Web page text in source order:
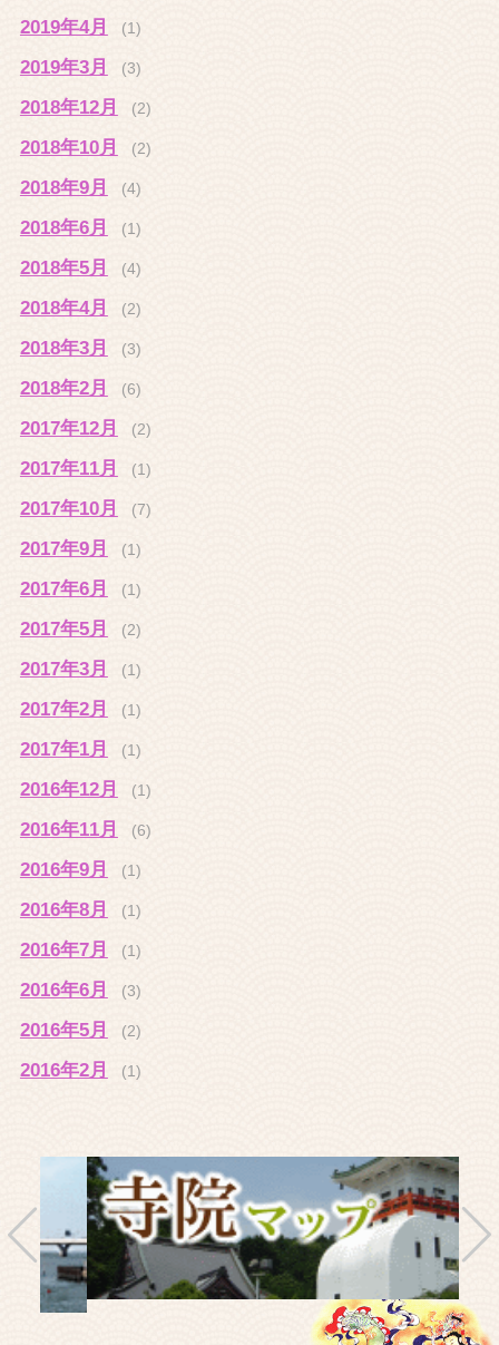
2019年4月 (1)
2019年3月 (3)
2018年12月 (2)
2018年10月 (2)
2018年9月 (4)
2018年6月 (1)
2018年5月 (4)
2018年4月 (2)
2018年3月 (3)
2018年2月 (6)
2017年12月 (2)
2017年11月 (1)
2017年10月 (7)
2017年9月 (1)
2017年6月 (1)
2017年5月 (2)
2017年3月 (1)
2017年2月 (1)
2017年1月 (1)
2016年12月 (1)
2016年11月 (6)
2016年9月 (1)
2016年8月 (1)
2016年7月 (1)
2016年6月 (3)
2016年5月 (2)
2016年2月 (1)